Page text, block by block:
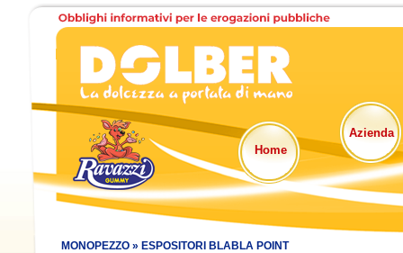
Home
Azienda
MONOPEZZO » ESPOSITORI BLABLA POINT